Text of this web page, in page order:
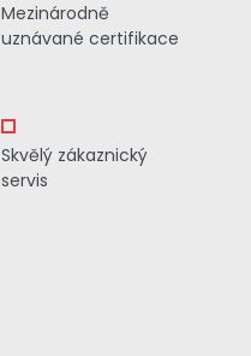
Mezinárodně
uznávané certifikace
Skvělý zákaznický
servis